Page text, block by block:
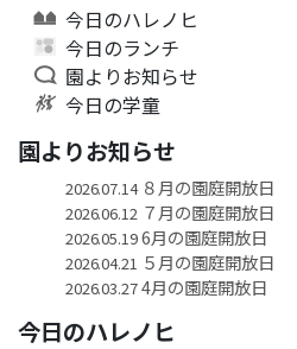
今日のハレノヒ
今日のランチ
園よりお知らせ
今日の学童
園よりお知らせ
2026.07.14８月の園庭開放日
2026.06.12 ７月の園庭開放日
2026.05.196月の園庭開放日
2026.04.21 ５月の園庭開放日
2026.03.274月の園庭開放日
今日のハレノヒ